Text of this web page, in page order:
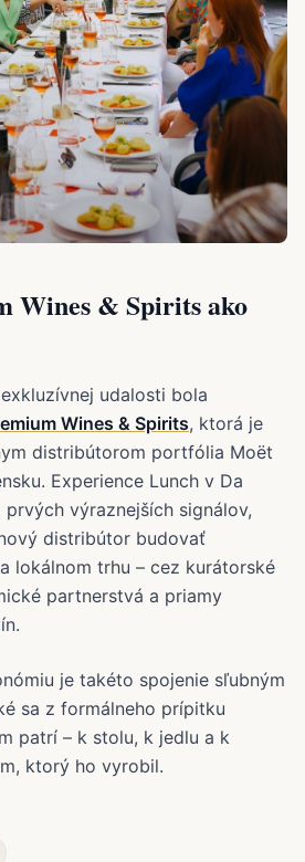
Wines & Spirits ako
udalosti bola
Wines & Spirits, ktorá je
distribútorom portfólia Moët
Experience Lunch v Da
výraznejších signálov,
distribútor budovať
lokálnom trhu – cez kurátorské
partnerstvá a priamy
je takéto spojenie sľubným
sa z formálneho prípitku
patrí – k stolu, k jedlu a k
ktorý ho vyrobil.